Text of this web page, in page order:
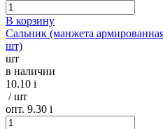
В корзину
Сальник (манжета
шт)
шт
в наличии
10.10 i
/ шт
опт. 9.30 i